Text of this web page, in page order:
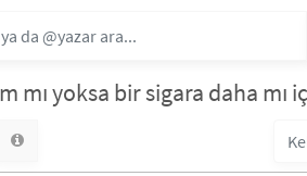
mı yoksa bir sigara daha mı